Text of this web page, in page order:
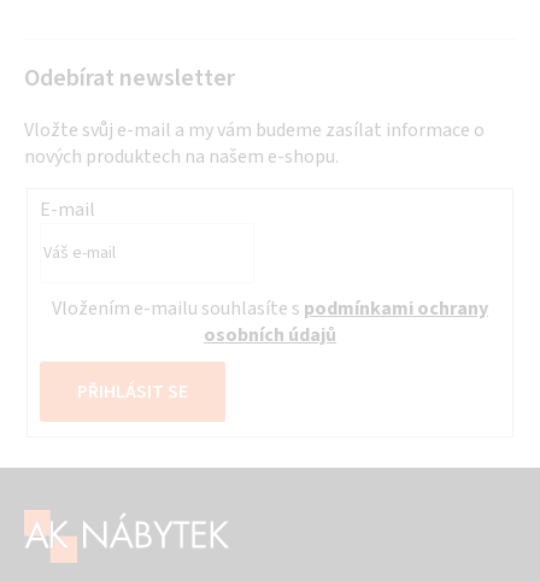
Odebírat newsletter
Vložte svůj e-mail a my vám budeme zasílat informace o
nových produktech na našem e-shopu.
E-mail
Vložením e-mailu souhlasíte s podmínkami ochrany
osobních údajů
PŘIHLÁSIT SE